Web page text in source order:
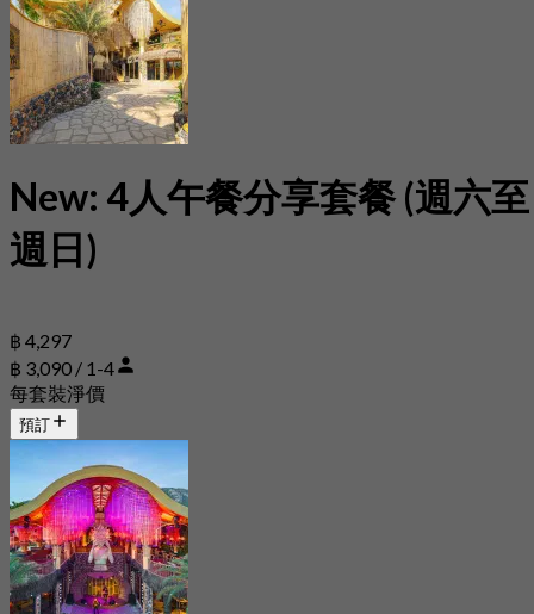
New: 4人午餐分享套餐 (週六至
週日)
฿ 4,297
฿ 3,090 / 1-4
每套裝淨價
預訂